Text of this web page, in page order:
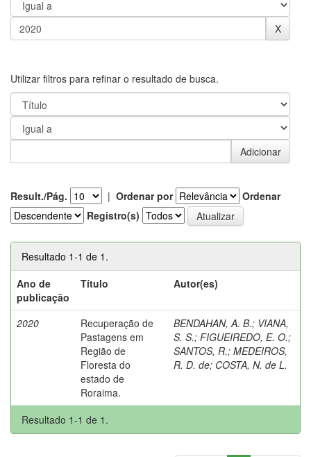
Utilizar filtros para refinar o resultado de busca.
Result./Pág. | Ordenar por
Ordenar
Registro(s)
Resultado 1-1 de 1.
Ano de
publicação
Título Autor(es)
2020
Recuperação de
Pastagens em
Região de
Floresta do
estado de
Roraima.
BENDAHAN, A. B.; VIANA,
S. S.; FIGUEIREDO, E. O.;
SANTOS, R.; MEDEIROS,
R. D. de; COSTA, N. de L.
Resultado 1-1 de 1.